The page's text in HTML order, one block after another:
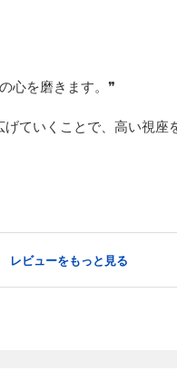
心を磨きます。❞
ていくことで、高い視座
レビューをもっと見る